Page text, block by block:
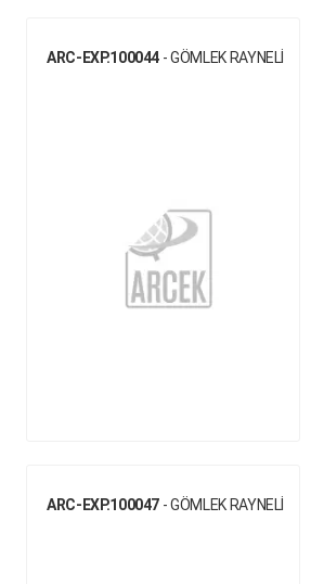
ARC-EXP.100044 - GÖMLEK RAYNELİ
ARC-EXP.100047 - GÖMLEK RAYNELİ